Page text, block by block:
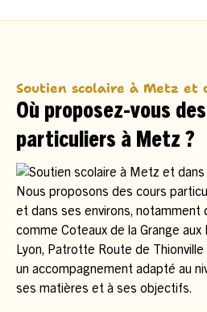
Soutien scolaire à Metz et
Où proposez-vous
particuliers à Metz ?
Nous proposons des cours
et dans ses environs, notamment
comme Coteaux de la Grange aux
Lyon, Patrotte Route de
un accompagnement adapté au
ses matières et à ses objectifs.